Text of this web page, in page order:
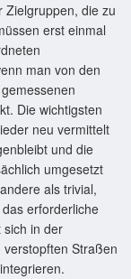
Zielgruppen, die zu
erst einmal
man von den
Die wichtigsten
neu vermittelt
und die
umgesetzt
als trivial,
erforderliche
sich in der
Straßen